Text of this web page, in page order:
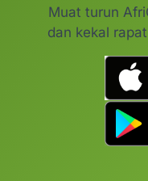
Muat turun
dan kekal